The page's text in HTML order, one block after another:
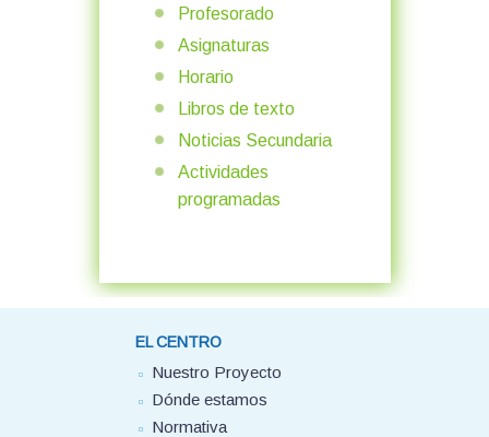
Profesorado
Asignaturas
Horario
Libros de texto
Noticias Secundaria
Actividades
programadas
EL CENTRO
Nuestro Proyecto
Dónde estamos
Normativa